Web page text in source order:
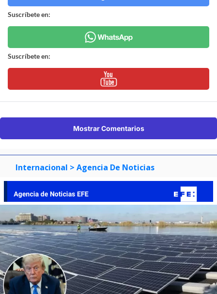
Suscríbete en:
Suscríbete en:
Mostrar Comentarios
Internacional > Agencia De Noticias